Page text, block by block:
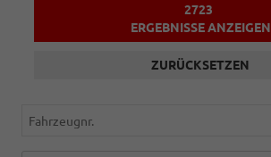
2723
ERGEBNISSE ANZEIGEN
ZURÜCKSETZEN
Fahrzeugnr.